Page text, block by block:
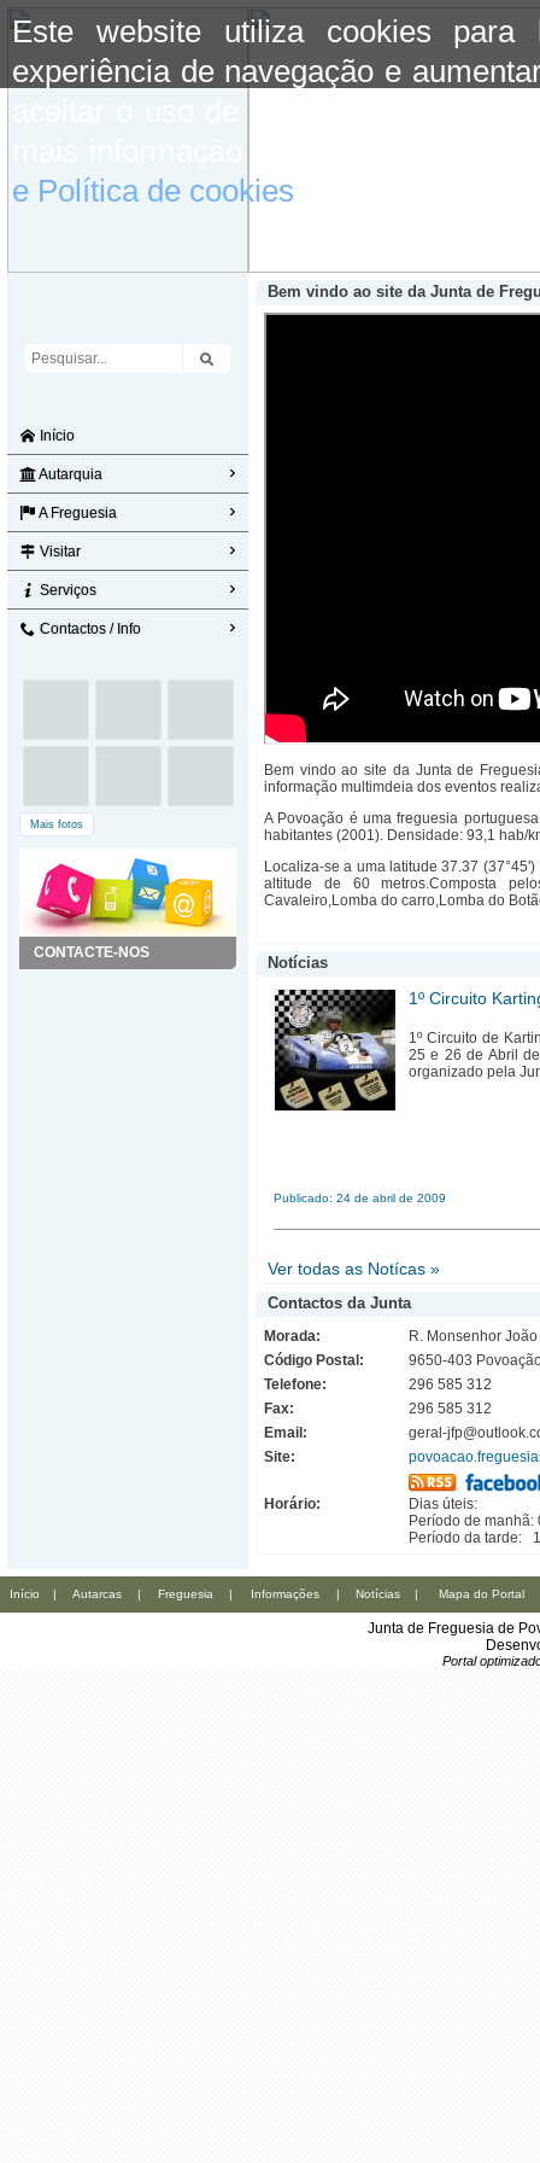
Este website utiliza cookies para
experiência de navegação e
e Política de cookies
Início
Autarquia
A Freguesia
Visitar
Serviços
Contactos / Info
Mais fotos
CONTACTE-NOS
Bem vindo ao site da Junta de
Bem vindo ao site da Junta de
informação multimdeia dos eventos
A Povoação é uma freguesia
habitantes (2001). Densidade: 93,1 hab/
Localiza-se a uma latitude 37.37
altitude de 60 metros.Composta
Cavaleiro,Lomba do carro,Lomba do
Notícias
1º Circuito
1º Circuito de
25 e 26 de Abril
organizado pela
Publicado: 24 de abril de 2009
Ver todas as Notícas »
Contactos da Junta
Morada:
R. Monsenhor
Código Postal:
9650-403
Telefone:
296 585 312
Fax:
296 585 312
Email:
geral-
Site:
Horário:
Dias úteis:
Período de
Período da tarde:
Início | Autarcas | Freguesia | Informações | Notícias | Mapa do Portal
Junta de Freguesia de
Portal